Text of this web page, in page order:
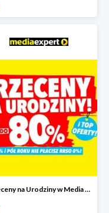
Przeceny na Urodziny w Media Expert do -80%